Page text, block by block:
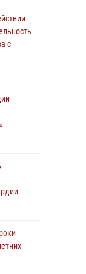
17-
оружием
рядом
с